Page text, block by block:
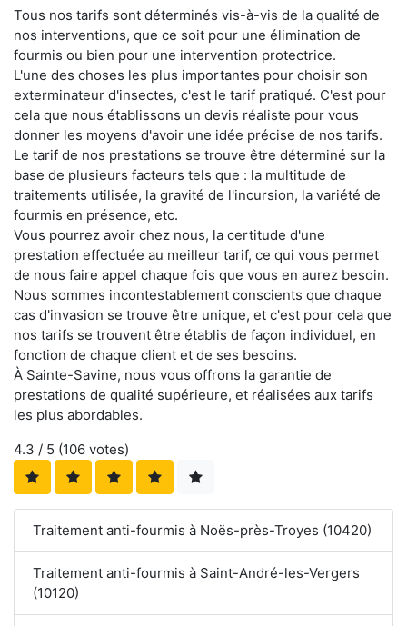
Tous nos tarifs sont déterminés vis-à-vis de la qualité de
nos interventions, que ce soit pour une élimination de
fourmis ou bien pour une intervention protectrice.
L'une des choses les plus importantes pour choisir son
exterminateur d'insectes, c'est le tarif pratiqué. C'est pour
cela que nous établissons un devis réaliste pour vous
donner les moyens d'avoir une idée précise de nos tarifs.
Le tarif de nos prestations se trouve être déterminé sur la
base de plusieurs facteurs tels que : la multitude de
traitements utilisée, la gravité de l'incursion, la variété de
fourmis en présence, etc.
Vous pourrez avoir chez nous, la certitude d'une
prestation effectuée au meilleur tarif, ce qui vous permet
de nous faire appel chaque fois que vous en aurez besoin.
Nous sommes incontestablement conscients que chaque
cas d'invasion se trouve être unique, et c'est pour cela que
nos tarifs se trouvent être établis de façon individuel, en
fonction de chaque client et de ses besoins.
À Sainte-Savine, nous vous offrons la garantie de
prestations de qualité supérieure, et réalisées aux tarifs
les plus abordables.
4.3 / 5 (106 votes)
Traitement anti-fourmis à Noës-près-Troyes (10420)
Traitement anti-fourmis à Saint-André-les-Vergers
(10120)